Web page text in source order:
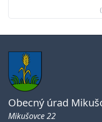
Obecný úrad
Mikušovce 22